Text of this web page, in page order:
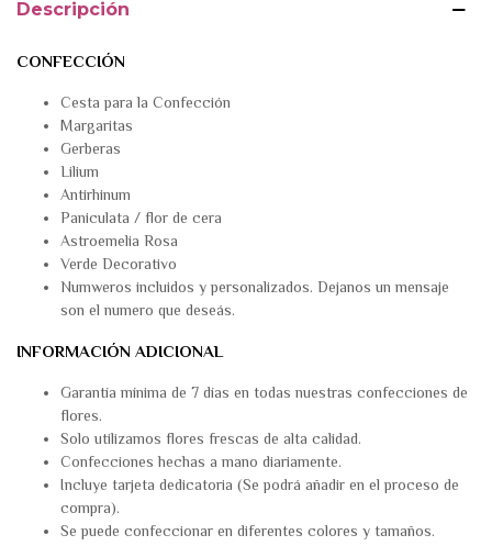
Descripción
CONFECCIÓN
Cesta para la Confección
Margaritas
Gerberas
Lilium
Antirhinum
Paniculata / flor de cera
Astroemelia Rosa
Verde Decorativo
Numweros incluidos y personalizados. Dejanos un mensaje
son el numero que deseás.
INFORMACIÓN ADICIONAL
Garantía mínima de 7 días en todas nuestras confecciones de
flores.
Solo utilizamos flores frescas de alta calidad.
Confecciones hechas a mano diariamente.
Incluye tarjeta dedicatoria (Se podrá añadir en el proceso de
compra).
Se puede confeccionar en diferentes colores y tamaños.